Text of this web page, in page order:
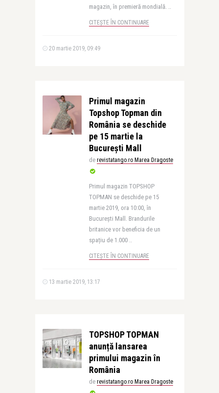
magazin, în premieră mondială. ..
CITEȘTE ÎN CONTINUARE
20 martie 2019, 09:49
Primul magazin
Topshop Topman din
România se deschide
pe 15 martie la
București Mall
de revistatango.ro Marea Dragoste
Primul magazin TOPSHOP
TOPMAN se deschide pe 15
martie 2019, ora 10:00, în
București Mall. Brandurile
britanice vor beneficia de un
spațiu de 1.000 ..
CITEȘTE ÎN CONTINUARE
13 martie 2019, 13:17
TOPSHOP TOPMAN
anunță lansarea
primului magazin în
România
de revistatango.ro Marea Dragoste